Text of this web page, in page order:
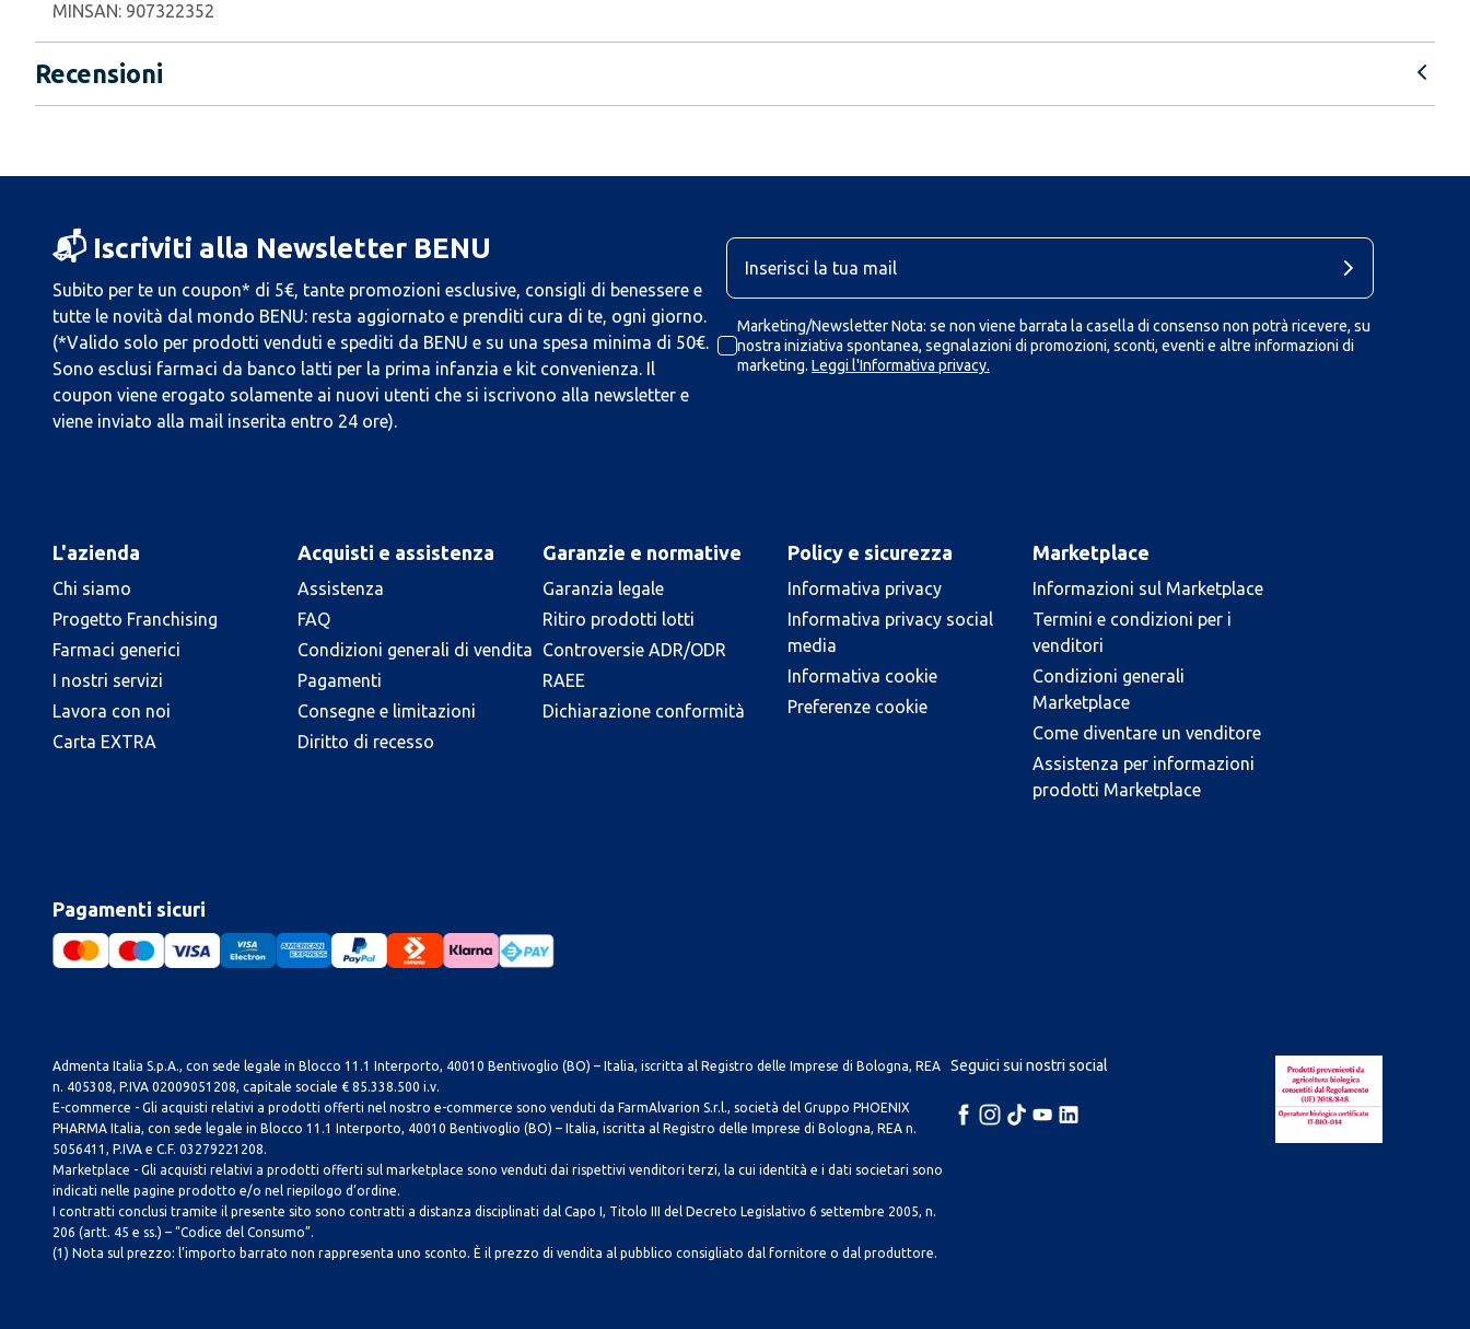
MINSAN: 907322352
Recensioni
📬 Iscriviti alla Newsletter BENU
Subito per te un coupon* di 5€, tante promozioni esclusive, consigli di benessere e
tutte le novità dal mondo BENU: resta aggiornato e prenditi cura di te, ogni giorno.
(*Valido solo per prodotti venduti e spediti da BENU e su una spesa minima di 50€.
Sono esclusi farmaci da banco latti per la prima infanzia e kit convenienza. Il
coupon viene erogato solamente ai nuovi utenti che si iscrivono alla newsletter e
viene inviato alla mail inserita entro 24 ore).
Marketing/Newsletter Nota: se non viene barrata la casella di consenso non potrà ricevere, su
nostra iniziativa spontanea, segnalazioni di promozioni, sconti, eventi e altre informazioni di
marketing. Leggi l'Informativa privacy.
L'azienda
Chi siamo
Progetto Franchising
Farmaci generici
I nostri servizi
Lavora con noi
Carta EXTRA
Acquisti e assistenza
Assistenza
FAQ
Condizioni generali di vendita
Pagamenti
Consegne e limitazioni
Diritto di recesso
Garanzie e normative
Garanzia legale
Ritiro prodotti lotti
Controversie ADR/ODR
RAEE
Dichiarazione conformità
Policy e sicurezza
Informativa privacy
Informativa privacy social
media
Informativa cookie
Preferenze cookie
Marketplace
Informazioni sul Marketplace
Termini e condizioni per i
venditori
Condizioni generali
Marketplace
Come diventare un venditore
Assistenza per informazioni
prodotti Marketplace
Pagamenti sicuri
Admenta Italia S.p.A., con sede legale in Blocco 11.1 Interporto, 40010 Bentivoglio (BO) – Italia, iscritta al Registro delle Imprese di Bologna, REA
n. 405308, P.IVA 02009051208, capitale sociale € 85.338.500 i.v.
E-commerce - Gli acquisti relativi a prodotti offerti nel nostro e-commerce sono venduti da FarmAlvarion S.r.l., società del Gruppo PHOENIX
PHARMA Italia, con sede legale in Blocco 11.1 Interporto, 40010 Bentivoglio (BO) – Italia, iscritta al Registro delle Imprese di Bologna, REA n.
5056411, P.IVA e C.F. 03279221208.
Marketplace - Gli acquisti relativi a prodotti offerti sul marketplace sono venduti dai rispettivi venditori terzi, la cui identità e i dati societari sono
indicati nelle pagine prodotto e/o nel riepilogo d’ordine.
I contratti conclusi tramite il presente sito sono contratti a distanza disciplinati dal Capo I, Titolo III del Decreto Legislativo 6 settembre 2005, n.
206 (artt. 45 e ss.) – “Codice del Consumo”.
(1) Nota sul prezzo: l’importo barrato non rappresenta uno sconto. È il prezzo di vendita al pubblico consigliato dal fornitore o dal produttore.
Seguici sui nostri social